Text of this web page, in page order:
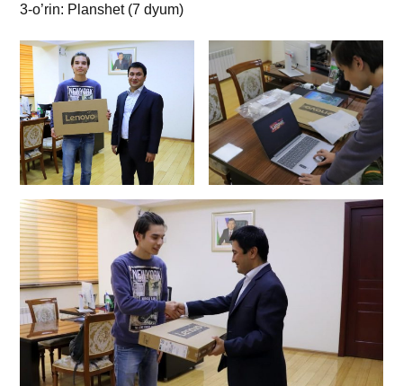
3-o’rin: Planshet (7 dyum)